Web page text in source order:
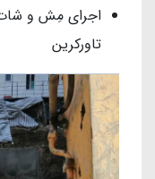
اجرای مِش و
تاورکرین